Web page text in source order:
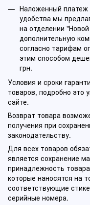
Наложенный платеж
удобства мы
на отделении
дополнительную
согласно тарифам
этим способом
грн.
Условия и сроки
товаров, подробно это
сайте.
Возврат товара
получения при
законодательству.
Для всех товаров
является сохранение
принадлежность
которые наносятся на
соответствующие
серийные номера.